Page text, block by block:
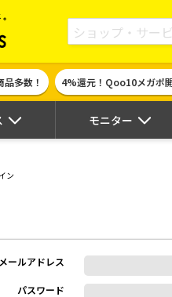
ポイント貯めて現金やギフト券に交
多数！ 4%還元！Qoo10メガポ
モニター
ン
メールアドレス
パスワード